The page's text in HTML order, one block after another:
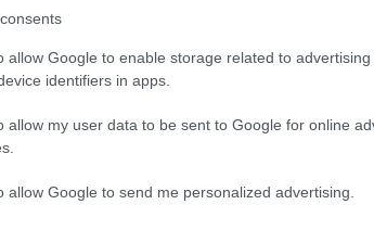
allow Google to enable storage related to
identifiers in apps.
allow my user data to be sent to Google for online
allow Google to send me personalized advertising.
της 25ης Μαρτίου 1821, θα